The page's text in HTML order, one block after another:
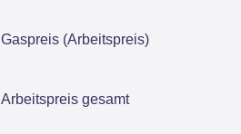
Gaspreis (Arbeitspreis)
Arbeitspreis gesamt